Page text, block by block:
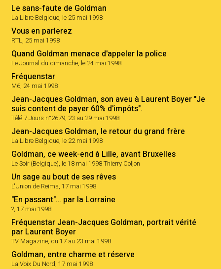
Le sans-faute de Goldman
La Libre Belgique, le 25 mai 1998
Vous en parlerez
RTL, 25 mai 1998
Quand Goldman menace d'appeler la police
Le Journal du dimanche, le 24 mai 1998
Fréquenstar
M6, 24 mai 1998
Jean-Jacques Goldman, son aveu à Laurent Boyer "Je
suis content de payer 60% d'impôts".
Télé 7 Jours n°2679, 23 au 29 mai 1998
Jean-Jacques Goldman, le retour du grand frère
La Libre Belgique, le 22 mai 1998
Goldman, ce week-end à Lille, avant Bruxelles
Le Soir (Belgique), le 18 mai 1998 Thierry Coljon
Un sage au bout de ses rêves
L'Union de Reims, 17 mai 1998
"En passant"… par la Lorraine
?, 17 mai 1998
Fréquenstar Jean-Jacques Goldman, portrait vérité
par Laurent Boyer
TV Magazine, du 17 au 23 mai 1998
Goldman, entre charme et réserve
La Voix Du Nord, 17 mai 1998